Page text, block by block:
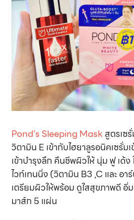
Pond’s Sleeping Mask สูตรเซ
วิตามิน E เข้ากับไฮยาลูรอนิคเซรั่ม
เข้าบำรุงลึก คืนชีพผิวให้ นุ่ม ฟู เด้
ไวท์เทนนิ่ง (วิตามิน B3 ,C และ อา
เตรียมผิวให้พร้อม ดูใสสุขภาพดี อิ่
มาส์ก 5 แผ่น